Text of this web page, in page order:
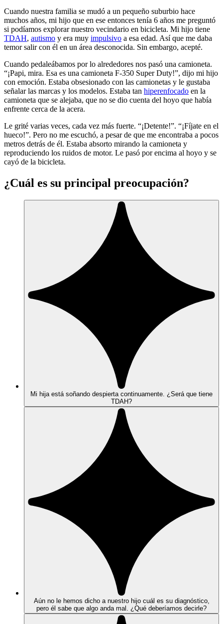
Cuando nuestra familia se mudó a un pequeño suburbio hace
muchos años, mi hijo que en ese entonces tenía 6 años me preguntó
si podíamos explorar nuestro vecindario en bicicleta. Mi hijo tiene
TDAH, autismo y era muy impulsivo a esa edad. Así que me daba
temor salir con él en un área desconocida. Sin embargo, acepté.
Cuando pedaleábamos por lo alrededores nos pasó una camioneta.
“¡Papi, mira. Esa es una camioneta F-350 Super Duty!”, dijo mi hijo
con emoción. Estaba obsesionado con las camionetas y le gustaba
señalar las marcas y los modelos. Estaba tan hiperenfocado en la
camioneta que se alejaba, que no se dio cuenta del hoyo que había
enfrente cerca de la acera.
Le grité varias veces, cada vez más fuerte. “¡Detente!”. “¡Fíjate en el
hueco!”. Pero no me escuchó, a pesar de que me encontraba a pocos
metros detrás de él. Estaba absorto mirando la camioneta y
reproduciendo los ruidos de motor. Le pasó por encima al hoyo y se
cayó de la bicicleta.
¿Cuál es su principal preocupación?
Mi hija está soñando despierta continuamente. ¿Será que tiene
TDAH?
Aún no le hemos dicho a nuestro hijo cuál es su diagnóstico,
pero él sabe que algo anda mal. ¿Qué deberíamos decirle?